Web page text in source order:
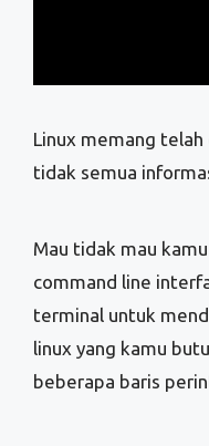
Linux memang telah
tidak semua
Mau tidak mau
command line
terminal untuk
linux yang kamu
beberapa baris